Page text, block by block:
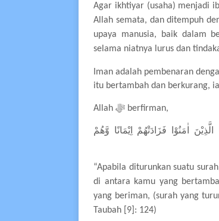
Agar ikhtiyar (usaha) menjadi
Allah semata, dan ditempuh
upaya manusia, baik dalam
selama niatnya lurus dan
Iman adalah pembenaran
itu bertambah dan berkurang,
Allah ﷻ berfirman,
اٰمَنُوْا فَزَادَتْهُمْ اِيْمَانًا وَّهُمْ
“Apabila diturunkan suatu
di antara kamu yang
yang beriman, (surah yang
Taubah [9]: 124)